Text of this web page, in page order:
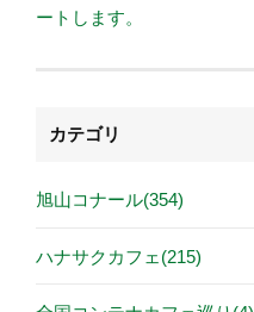
ートします。
カテゴリ
旭山コナール(354)
ハナサクカフェ(215)